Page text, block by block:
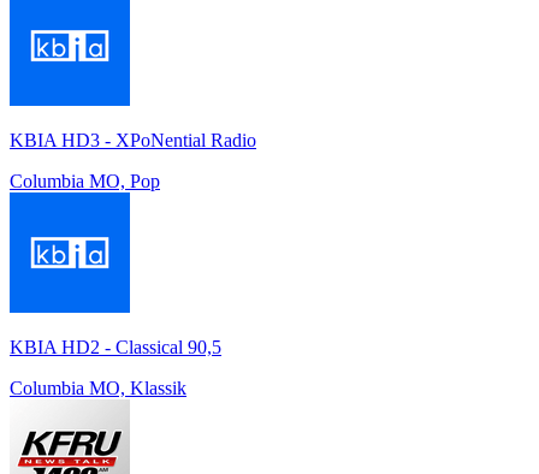
KBIA HD3 - XPoNential Radio
Columbia MO, Pop
KBIA HD2 - Classical 90,5
Columbia MO, Klassik